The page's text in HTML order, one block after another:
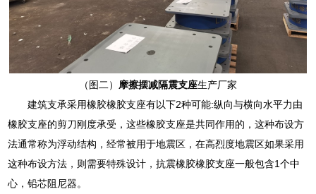
（图二） 摩擦摆减隔震支座生产厂家
建筑支承采用橡胶橡胶支座有以下2种可能:纵向与横向水平力由
橡胶支座的剪刀刚度承受，这些橡胶支座是共同作用的，这种布设方
法通常称为浮动结构，经常被用于地震区，在高烈度地震区如果采用
这种布设方法，则需要特殊设计，抗震橡胶橡胶支座一般包含1个中
心，铅芯阻尼器。